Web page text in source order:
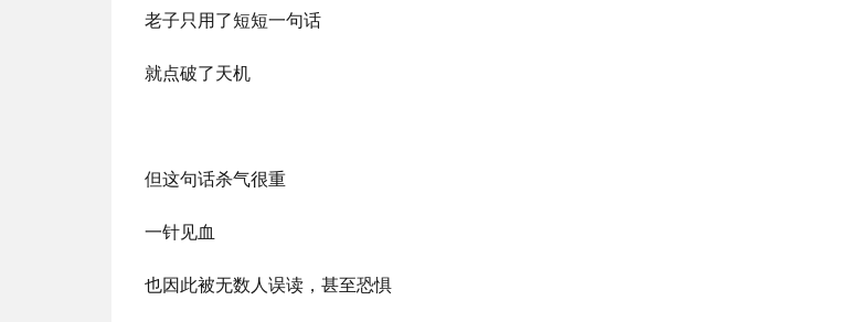
老子只用了短短一句话
就点破了天机
但这句话杀气很重
一针见血
也因此被无数人误读，甚至恐惧